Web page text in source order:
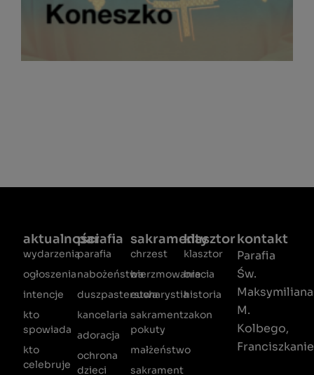
kontakt
Parafia
Św.
Maksymiliana
M.
Kolbego,
aktualności
wydarzenia
ogłoszenia
intencje
kto
spowiada
kto
celebruje
parafia
parafia
nabożeństwa
duszpasterstwa
kancelaria
adoracja
ochrona
dzieci
sakramenty
chrzest
bierzmowanie
eucharystia
sakrament
pokuty
małżeństwo
sakrament
klasztor
klasztor
bracia
historia
zakon